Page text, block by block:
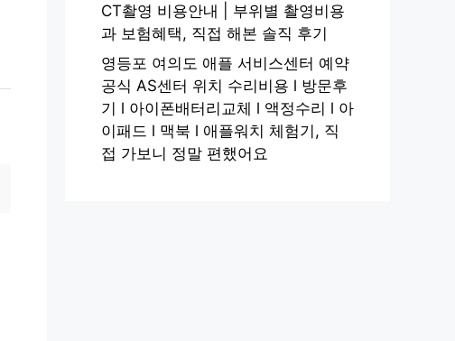
CT촬영 비용안내 | 부위별 촬영비용
과 보험혜택, 직접 해본 솔직 후기
영등포 여의도 애플 서비스센터 예약
공식 AS센터 위치 수리비용 l 방문후
기 l 아이폰배터리교체 l 액정수리 l 아
이패드 l 맥북 l 애플워치 체험기, 직
접 가보니 정말 편했어요